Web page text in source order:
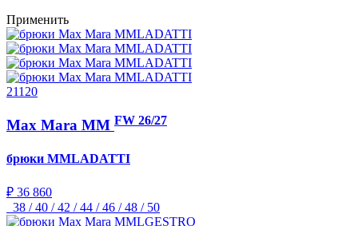
Применить
21120
Max Mara MM FW 26/27
брюки MMLADATTI
₽ 36 860
38 / 40 / 42 / 44 / 46 / 48 / 50